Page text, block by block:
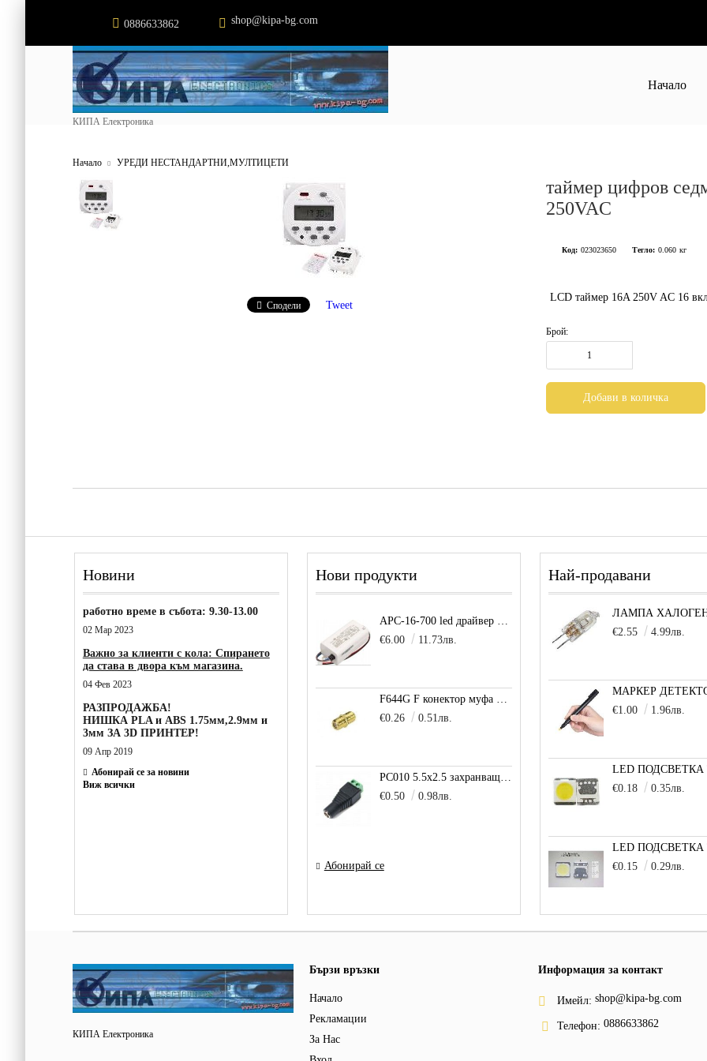
0886633862 shop@kipa-bg.com
КИПА Електроника
Начало
Начало УРЕДИ НЕСТАНДАРТНИ,МУЛТИЦЕТИ
Сподели Tweet
таймер цифров
250VAC
Код: 023023650 Тегло: 0.060 кг
LCD таймер 16A 250V AC 16
Брой:
Новини
работно време в събота: 9.30-13.00
02 Мар 2023
Важно за клиенти с кола: Спирането
да става в двора към магазина.
04 Фев 2023
РАЗПРОДАЖБА!
НИШКА PLA и ABS 1.75мм,2.9мм и
3мм ЗА 3D ПРИНТЕР!
09 Апр 2019
Абонирай се за новини
Виж всички
Нови продукти
APC-16-700 led драйвер захранване 16.8W 700mA
€6.00
11.73лв.
F644G F конектор муфа позлатена
€0.26
0.51лв.
PC010 5.5x2.5 захранващо гнездо с клема за кабел
€0.50
0.98лв.
Абонирай се
Най-продавани
€2.55
4.99лв.
€1.00
1.96лв.
€0.18
0.35лв.
€0.15
0.29лв.
КИПА Електроника
Бързи връзки
Начало
Рекламации
За Нас
Информация за контакт
Имейл: shop@kipa-bg.com
Телефон: 0886633862